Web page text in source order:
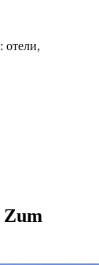
отели,
Zum